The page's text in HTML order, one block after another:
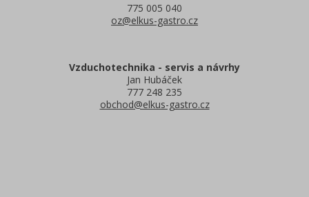
775 005 040
oz@elkus-gastro.cz
Vzduchotechnika - servis a návrhy
Jan Hubáček
777 248 235
obchod@elkus-gastro.cz